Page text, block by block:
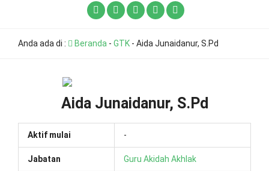
Anda ada di : Beranda - GTK - Aida Junaidanur, S.Pd
Aida Junaidanur, S.Pd
Aktif mulai -
Jabatan Guru Akidah Akhlak